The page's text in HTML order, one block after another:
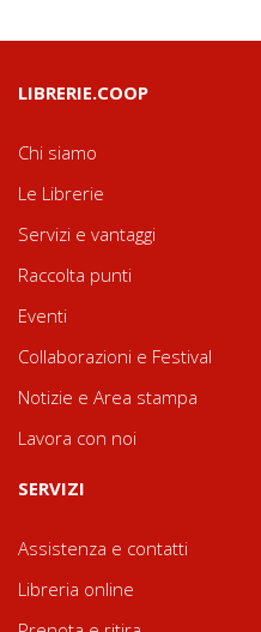
LIBRERIE.COOP
Chi siamo
Le Librerie
Servizi e vantaggi
Raccolta punti
Eventi
Collaborazioni e Festival
Notizie e Area stampa
Lavora con noi
SERVIZI
Assistenza e contatti
Libreria online